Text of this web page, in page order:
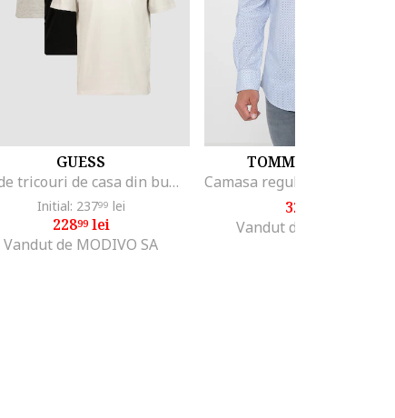
GUESS
Set de tricouri de casa din bumbac - 3 Piese, Alb/Negru/Gri
Initial: 23799 lei
22899lei
Vandut de MODIVO SA
TOMMY HILFIGER
320
Vandut de MODIVO SA